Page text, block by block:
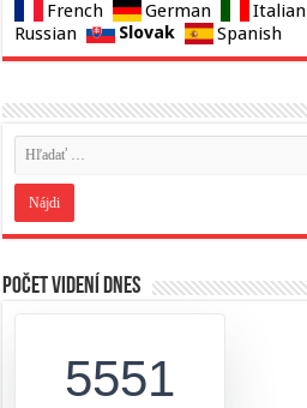
French
German Italian
Russian
Slovak Spanish
Počet videní dnes
5551